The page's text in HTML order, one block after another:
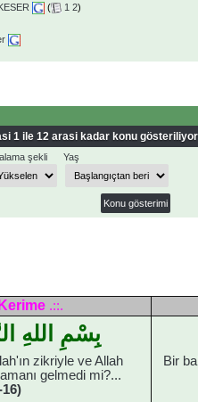
( 1 2)
1 ile 12 arasi kadar konu gösteriliyor
şekli Yaş
.::.
بِسْمِ اللهِ
zikriyle ve Allah
gelmedi mi?...
Bir